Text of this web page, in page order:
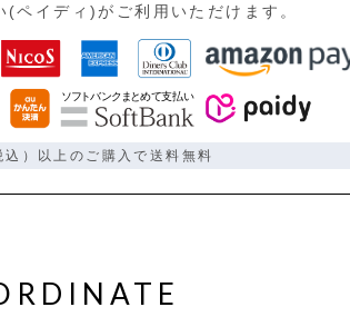
ペイディ)がご利用いただけます。
）以上のご購入で送料無料